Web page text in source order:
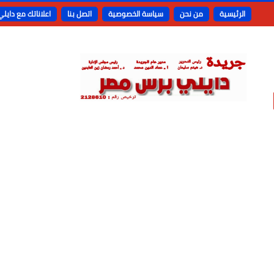
الرئيسية من نحن سياسة الخصوصية اتصل بنا اعلاناتك مع